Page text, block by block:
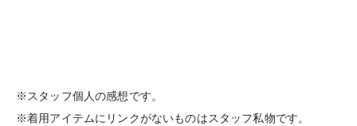
※スタッフ個人の感想です。
※着用アイテムにリンクがないものはスタッフ私物です。